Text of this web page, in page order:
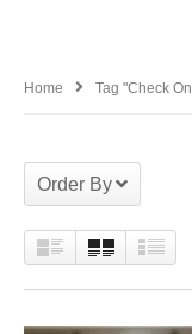
Home Tag "check
Order By